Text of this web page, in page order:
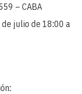
– CABA
de julio de 18:00 a